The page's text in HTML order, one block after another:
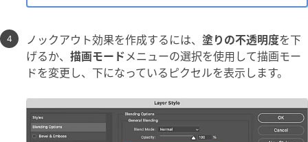
ノックアウト効果を作成するには、 塗りの不透明度を下
げるか、 描画モードメニューの選択を使用して描画モー
ドを変更し、下になっているピクセルを表示します。